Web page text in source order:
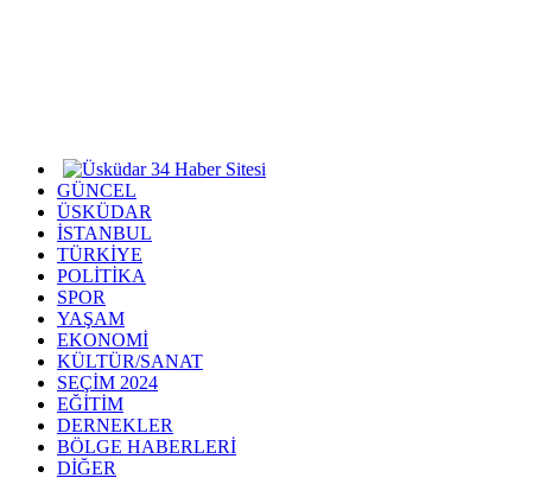
GÜNCEL
ÜSKÜDAR
İSTANBUL
TÜRKİYE
POLİTİKA
SPOR
YAŞAM
EKONOMİ
KÜLTÜR/SANAT
SEÇİM 2024
EĞİTİM
DERNEKLER
BÖLGE HABERLERİ
DİĞER